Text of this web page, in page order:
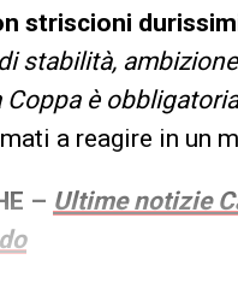
striscioni
stabilità,
è
a reagire in un
– Ultime notizie